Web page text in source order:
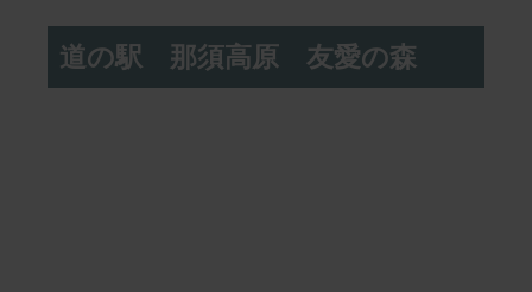
道の駅 那須高原 友愛の森